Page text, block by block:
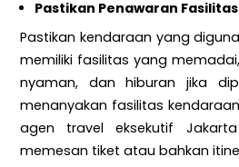
Pastikan Penawaran
Pastikan kendaraan yang
memiliki fasilitas yang
nyaman, dan hiburan jika
menanyakan fasilitas
agen travel eksekutif
memesan tiket atau bahkan